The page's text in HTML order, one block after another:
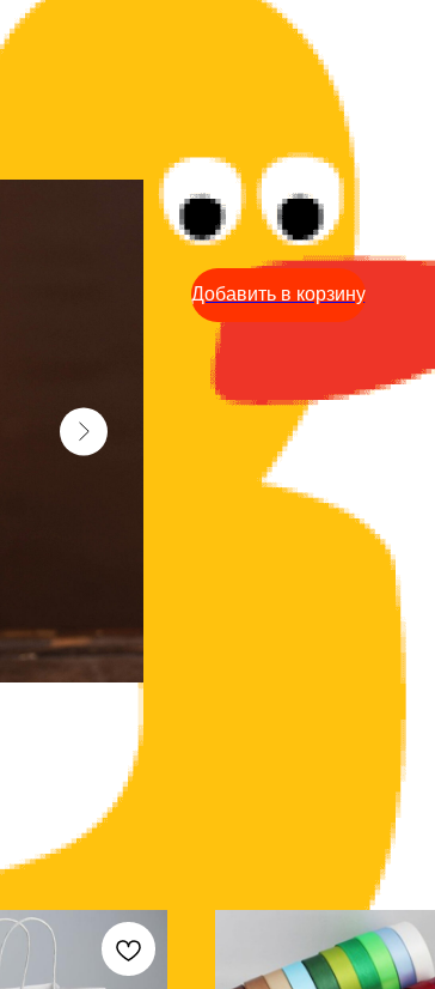
Набор трав и специй -
390 р.
Добавить в корзину
Приготовь свой собственный пряный
Набор полностью натуральный,
Состав: Дубовая щепа, перец душистый,
тростниковый сахар.
Способ приготовления: Залить 2
настой. Отфильтровать (процедить) и
Масса: 70 гр